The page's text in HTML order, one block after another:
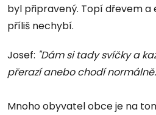
byl připravený. Topí dřevem
příliš nechybí.
Josef: "Dám si tady svíčky a
přerazí anebo chodí
Mnoho obyvatel obce je na